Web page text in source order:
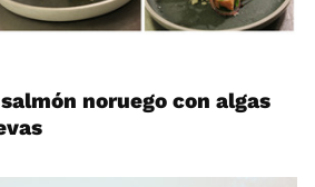
noruego con algas